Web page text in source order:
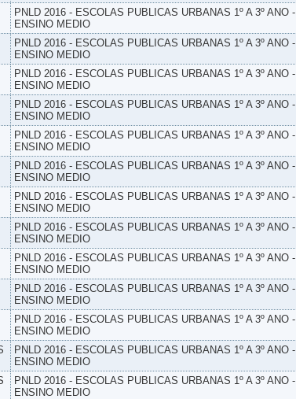
PNLD 2016 - ESCOLAS PUBLICAS URBANAS 1º A 3º ANO -
ENSINO MEDIO
PNLD 2016 - ESCOLAS PUBLICAS URBANAS 1º A 3º ANO -
ENSINO MEDIO
PNLD 2016 - ESCOLAS PUBLICAS URBANAS 1º A 3º ANO -
ENSINO MEDIO
PNLD 2016 - ESCOLAS PUBLICAS URBANAS 1º A 3º ANO -
ENSINO MEDIO
PNLD 2016 - ESCOLAS PUBLICAS URBANAS 1º A 3º ANO -
ENSINO MEDIO
PNLD 2016 - ESCOLAS PUBLICAS URBANAS 1º A 3º ANO -
ENSINO MEDIO
PNLD 2016 - ESCOLAS PUBLICAS URBANAS 1º A 3º ANO -
ENSINO MEDIO
PNLD 2016 - ESCOLAS PUBLICAS URBANAS 1º A 3º ANO -
ENSINO MEDIO
PNLD 2016 - ESCOLAS PUBLICAS URBANAS 1º A 3º ANO -
ENSINO MEDIO
PNLD 2016 - ESCOLAS PUBLICAS URBANAS 1º A 3º ANO -
ENSINO MEDIO
PNLD 2016 - ESCOLAS PUBLICAS URBANAS 1º A 3º ANO -
ENSINO MEDIO
PNLD 2016 - ESCOLAS PUBLICAS URBANAS 1º A 3º ANO -
ENSINO MEDIO
PNLD 2016 - ESCOLAS PUBLICAS URBANAS 1º A 3º ANO -
ENSINO MEDIO